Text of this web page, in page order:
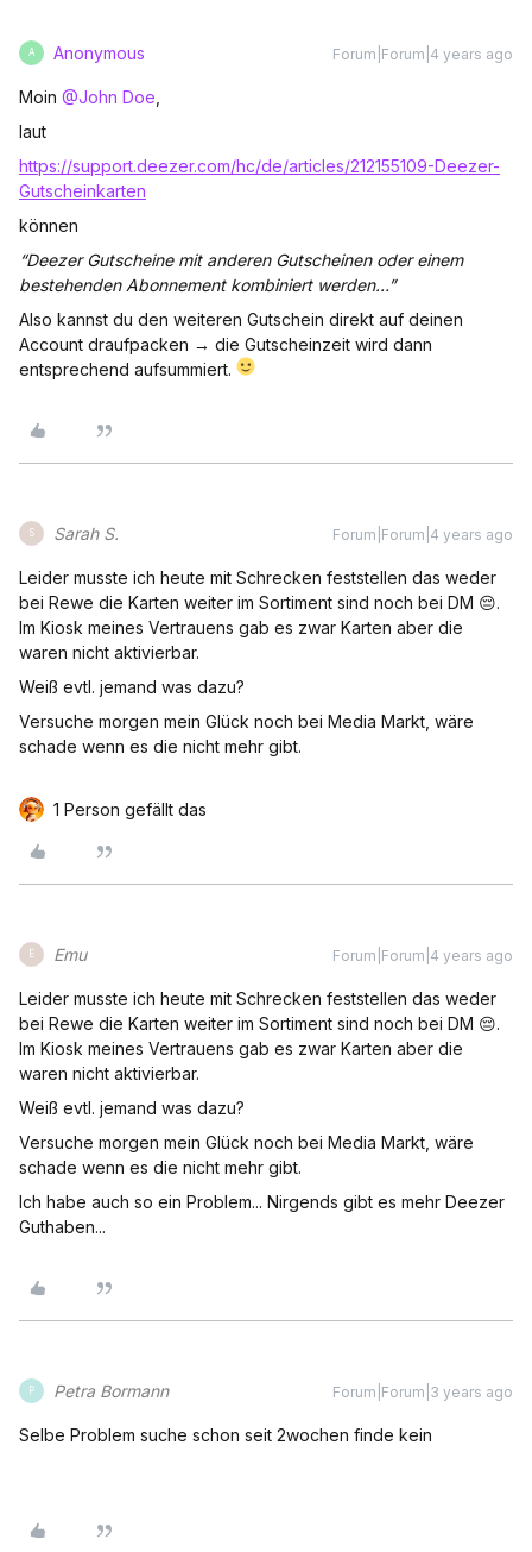
A Anonymous Forum|Forum|4 years ago
Moin @John Doe
laut
https://support.deezer.com/hc/de/articles/212155109-Deezer-
Gutscheinkarten
können
“Deezer Gutscheine mit anderen Gutscheinen oder einem
bestehenden Abonnement kombiniert werden...”
Also kannst du den weiteren Gutschein direkt auf deinen
Account draufpacken → die Gutscheinzeit wird dann
entsprechend aufsummiert.
S Sarah S. Forum|Forum|4 years ago
Leider musste ich heute mit Schrecken feststellen das weder
bei Rewe die Karten weiter im Sortiment sind noch bei DM 😔.
Im Kiosk meines Vertrauens gab es zwar Karten aber die
waren nicht aktivierbar.
Weiß evtl. jemand was dazu?
Versuche morgen mein Glück noch bei Media Markt, wäre
schade wenn es die nicht mehr gibt.
1 Person gefällt das
E Emu Forum|Forum|4 years ago
Leider musste ich heute mit Schrecken feststellen das weder
bei Rewe die Karten weiter im Sortiment sind noch bei DM 😔.
Im Kiosk meines Vertrauens gab es zwar Karten aber die
waren nicht aktivierbar.
Weiß evtl. jemand was dazu?
Versuche morgen mein Glück noch bei Media Markt, wäre
schade wenn es die nicht mehr gibt.
Ich habe auch so ein Problem... Nirgends gibt es mehr Deezer
Guthaben...
P Petra Bormann Forum|Forum|3 years ago
Selbe Problem suche schon seit 2wochen finde kein